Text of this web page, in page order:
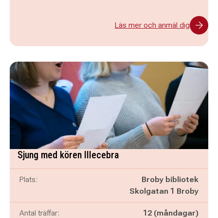
Läs mer och anmäl dig
Sjung med kören Illecebra
Plats:
Broby bibliotek
Skolgatan 1 Broby
Antal träffar: 12 (måndagar)